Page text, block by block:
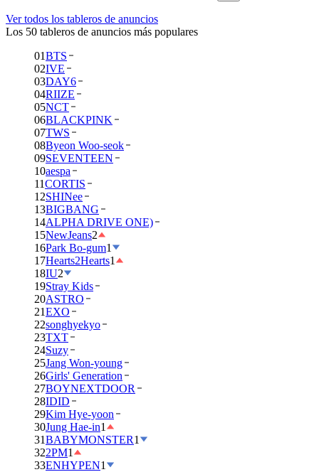
Ver todos los tableros de anuncios
Los 50 tableros de anuncios más populares
01BTS
02IVE
03DAY6
04RIIZE
05NCT
06BLACKPINK
07TWS
08Byeon Woo-seok
09SEVENTEEN
10aespa
11CORTIS
12SHINee
13BIGBANG
14ALPHA DRIVE ONE)
15NewJeans2
16Park Bo-gum1
17Hearts2Hearts1
18IU2
19Stray Kids
20ASTRO
21EXO
22songhyekyo
23TXT
24Suzy
25Jang Won-young
26Girls' Generation
27BOYNEXTDOOR
28IDID
29Kim Hye-yoon
30Jung Hae-in1
31BABYMONSTER1
322PM1
33ENHYPEN1